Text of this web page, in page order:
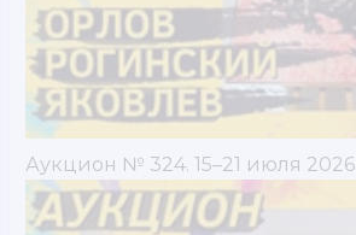
Аукцион № 324. 15–21 июля 2026